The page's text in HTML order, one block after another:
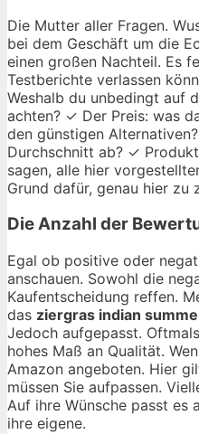
Die Mutter aller Fragen.
bei dem Geschäft um die
einen großen Nachteil. Es
Testberichte verlassen
Weshalb du unbedingt auf
achten? ✓ Der Preis: was
den günstigen
Durchschnitt ab? ✓
sagen, alle hier
Grund dafür, genau hier zu
Die Anzahl der
Egal ob positive oder
anschauen. Sowohl die
Kaufentscheidung reffen.
das ziergras indian
Jedoch aufgepasst.
hohes Maß an Qualität.
Amazon angeboten. Hier
müssen Sie aufpassen.
Auf ihre Wünsche passt es
ihre eigene.